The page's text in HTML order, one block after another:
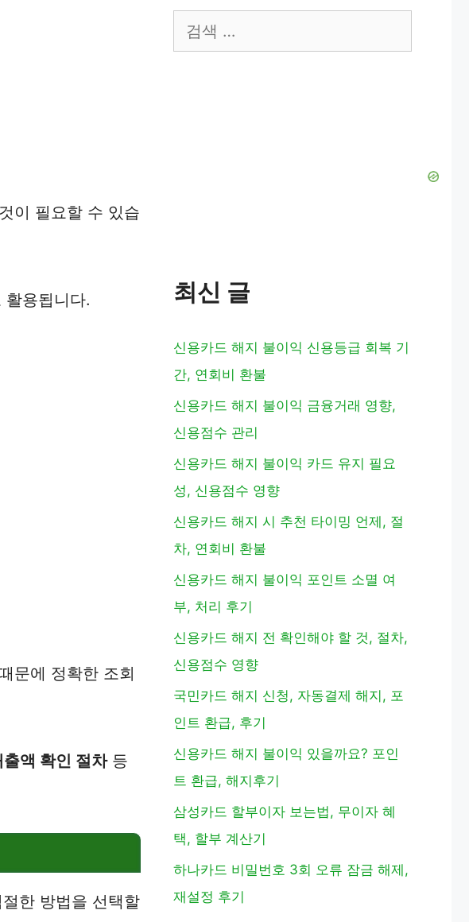
이 필요할 수 있습
용됩니다.
문에 정확한 조회
액 확인 절차등
한 방법을 선택할
색:
최신 글
신용카드 해지 불이익 신용등급 회복 기
간, 연회비 환불
신용카드 해지 불이익 금융거래 영향,
신용점수 관리
신용카드 해지 불이익 카드 유지 필요
성, 신용점수 영향
신용카드 해지 시 추천 타이밍 언제, 절
차, 연회비 환불
신용카드 해지 불이익 포인트 소멸 여
부, 처리 후기
신용카드 해지 전 확인해야 할 것, 절차,
신용점수 영향
국민카드 해지 신청, 자동결제 해지, 포
인트 환급, 후기
신용카드 해지 불이익 있을까요? 포인
트 환급, 해지후기
삼성카드 할부이자 보는법, 무이자 혜
택, 할부 계산기
하나카드 비밀번호 3회 오류 잠금 해제,
재설정 후기